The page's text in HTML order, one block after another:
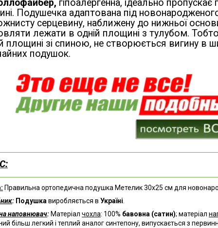
гіпоалергенна, ідеально пропускає
Подушечка адаптована під
серцевину, наближену до нижньої
лежати в одній площині з тулубом.
площині зі спиною, не створюється вигину в
подушок.
Правильна ортопедична подушка Метелик 30х25 см для
: Подушка виробляється в Україні
наповнювач: Матеріал чохла: 100% бавовна (сатин); матеріал
більш легкий і теплий аналог синтепону, випускається з